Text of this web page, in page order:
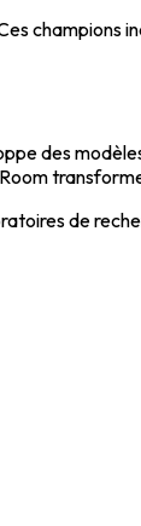
champions
des
de